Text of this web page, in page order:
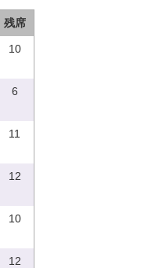
残席
10
6
11
12
10
12